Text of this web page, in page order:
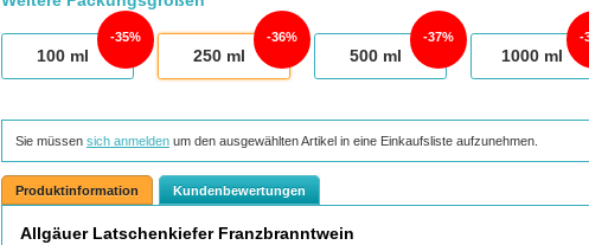
100ml
35%
250ml
36%
500ml
37%
1000ml
Sie müssen sich anmeldenum den ausgewählten Artikel in eine Einkaufsliste aufzunehmen.
Produktinformation Kundenbewertungen
Allgäuer Latschenkiefer Franzbranntwein